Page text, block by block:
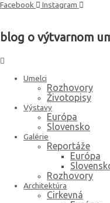
Preskočiť
Facebook Instagram
blog o výtvarnom
Umelci
Rozhovory
Životopisy
Výstavy
Európa
Slovensko
Galérie
Reportáže
Európa
Rozhovory
Architektúra
Cirkevná